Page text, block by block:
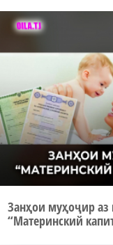
Занҳои муҳоҷир аз
“Материнский